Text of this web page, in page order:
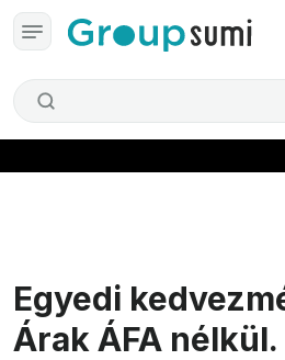
Egyedi
Árak ÁFA nélkül.